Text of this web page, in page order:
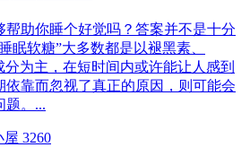
帮助你睡个好觉吗？答案并不是十分
眠软糖”大多数都是以褪黑素、
为主，在短时间内或许能让人感到
依靠而忽视了真正的原因，则可能会
题。...
屋 3260